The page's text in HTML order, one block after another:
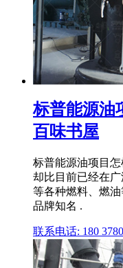
标普能源油
百味书屋
标普能源油项目
却比目前已经在
等各种燃料、燃
品牌知名 .
联系电话: 180